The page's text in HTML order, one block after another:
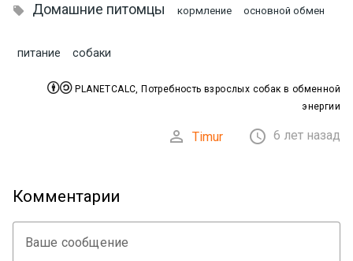
 Домашние питомцы кормление основной обмен
питание собаки
 PLANETCALC, Потребность взрослых собак в обменной
энергии
 Timur  6 лет назад
Комментарии
Ваше сообщение